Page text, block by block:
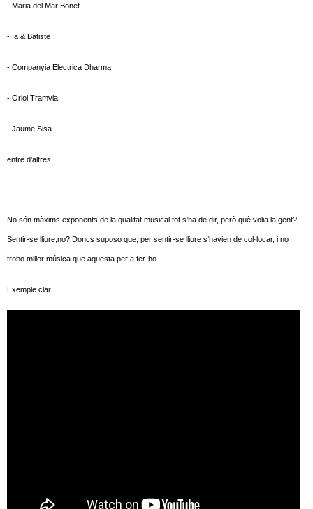
- Maria del Mar Bonet
- Ia & Batiste
- Companyia Elèctrica Dharma
- Oriol Tramvia
- Jaume Sisa
entre d'altres...
No són màxims exponents de la qualitat musical tot s'ha de dir, però què volia la gent?
Sentir-se lliure,no? Doncs suposo que, per sentir-se lliure s'havien de col·locar, i no
trobo millor música que aquesta per a fer-ho.
Exemple clar: